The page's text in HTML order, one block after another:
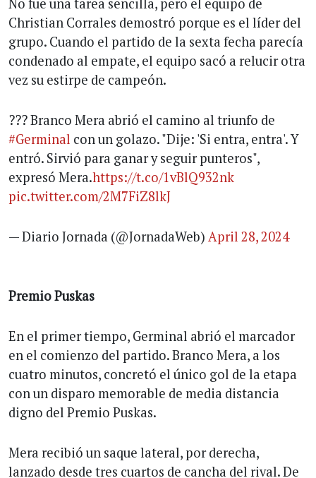
No fue una tarea sencilla, pero el equipo de
Christian Corrales demostró porque es el líder del
grupo. Cuando el partido de la sexta fecha parecía
condenado al empate, el equipo sacó a relucir otra
vez su estirpe de campeón.
??? Branco Mera abrió el camino al triunfo de
#Germinal con un golazo. "Dije: 'Si entra, entra'. Y
entró. Sirvió para ganar y seguir punteros",
expresó Mera.https://t.co/1vBlQ932nk
pic.twitter.com/2M7FiZ8lkJ
— Diario Jornada (@JornadaWeb) April 28, 2024
Premio Puskas
En el primer tiempo, Germinal abrió el marcador
en el comienzo del partido. Branco Mera, a los
cuatro minutos, concretó el único gol de la etapa
con un disparo memorable de media distancia
digno del Premio Puskas.
Mera recibió un saque lateral, por derecha,
lanzado desde tres cuartos de cancha del rival. De